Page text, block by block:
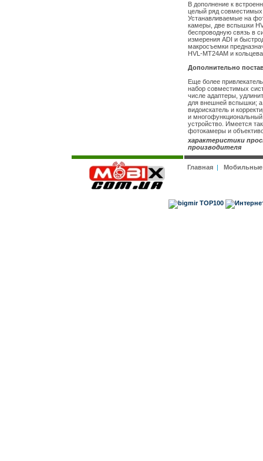
В дополнение к
целый ряд
Устанавливаемые на
камеры, две вспышки
беспроводную связь в
измерения ADI и
макросъемки
HVL-MT24AM и
Дополнительно
Еще более
набор совместимых
числе адаптеры,
для внешней вспышки; а
видоискатель и
и многофункциональный
устройство. Имеется
фотокамеры и
характеристики
производителя
Главная|